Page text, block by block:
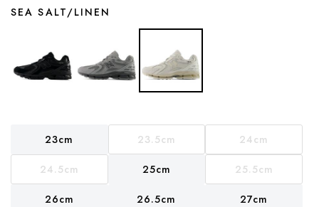
SEA SALT/LINEN
23cm 23.5cm 24cm
24.5cm 25cm 25.5cm
26cm 26.5cm 27cm